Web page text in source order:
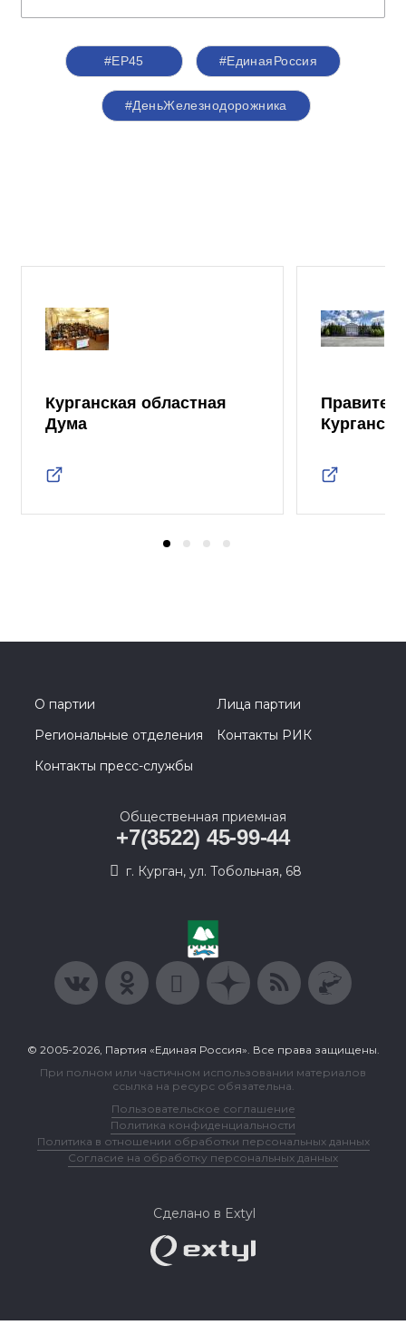
#ЕР45 #ЕдинаяРоссия
#ДеньЖелезнодорожника
Курганская областная
Дума
О партии
Лица партии
Региональные отделения
Контакты РИК
Контакты пресс-службы
Общественная приемная
+7(3522) 45-99-44
г. Курган, ул. Тобольная, 68
© 2005-2026, Партия «Единая Россия». Все права защищены.
При полном или частичном использовании материалов
ссылка на ресурс обязательна.
Пользовательское соглашение
Политика конфиденциальности
Политика в отношении обработки персональных данных
Согласие на обработку персональных данных
Сделано в Extyl